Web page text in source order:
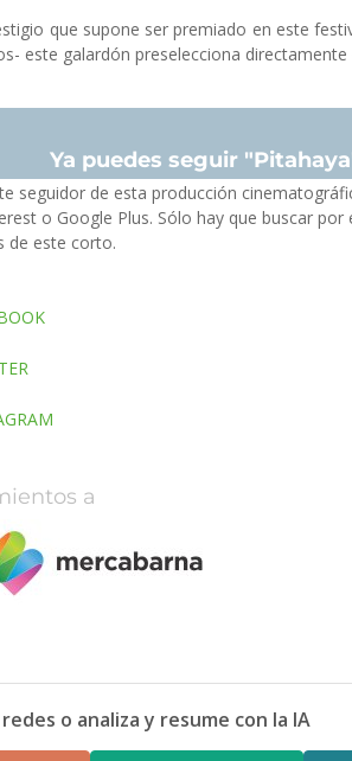
que supone ser premiado en este
este galardón preselecciona
Ya puedes seguir
seguidor de esta producción
o Google Plus. Sólo hay que buscar
de este corto.
a
o analiza y resume con la IA